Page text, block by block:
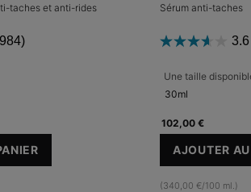
taches et anti-rides
CF
Sérum anti-taches
3.6
Une taille
30ml
102,00 €
AJOUTER
(340,00 €/100 ml.)